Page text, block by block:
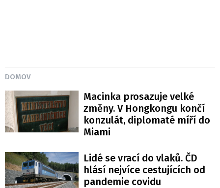
DOMOV
Macinka prosazuje velké
změny. V Hongkongu končí
konzulát, diplomaté míří do
Miami
Lidé se vrací do vlaků. ČD
hlásí nejvíce cestujících od
pandemie covidu